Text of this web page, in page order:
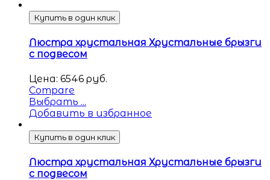
Купить в один клик
Люстра хрустальная Хрустальные брызги
с подвесом
Цена: 6546 руб.
Compare
Выбрать ...
Добавить в избранное
Купить в один клик
Люстра хрустальная Хрустальные брызги
с подвесом